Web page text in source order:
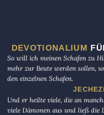
DEVOTIONALIUM
So will ich meinen Schafen zu
mehr zur Beute werden sollen,
den einzelnen Schafen.
Und er heilte viele, die an
viele Dämonen aus und ließ die